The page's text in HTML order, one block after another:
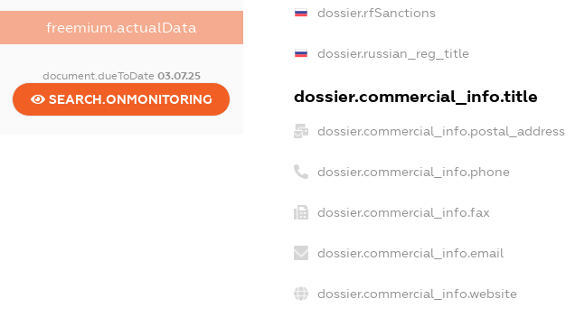
freemium.actualData
document.dueToDate 03.07.25
SEARCH.ONMONITORING
dossier.rfSanctions
dossier.russian_reg_title
dossier.commercial_info.title
dossier.commercial_info.postal_address
dossier.commercial_info.phone
dossier.commercial_info.fax
dossier.commercial_info.email
dossier.commercial_info.website